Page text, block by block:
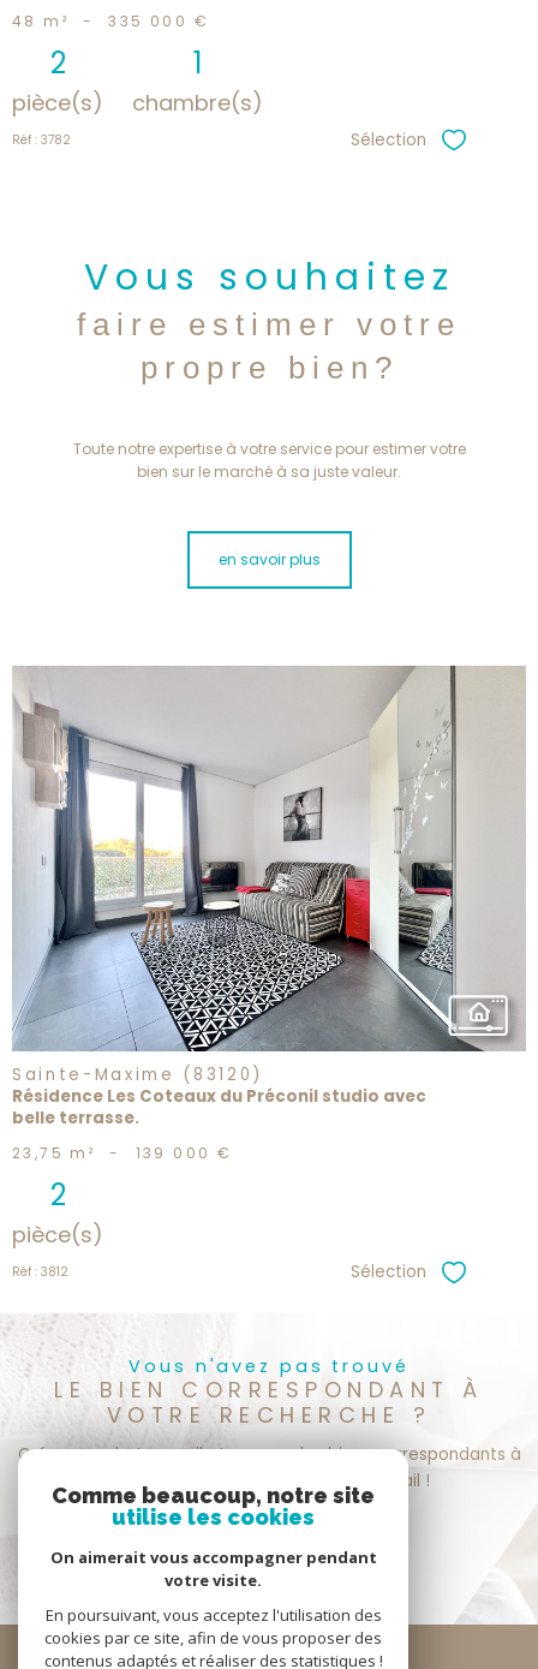
48 m² - 335 000 €
2
pièce(s)
1
chambre(s)
Réf : 3782 Sélection
Vous souhaitez
faire estimer votre
propre bien?
Toute notre expertise à votre service pour estimer votre
bien sur le marché à sa juste valeur.
en savoir plus
voir le
bien
Sainte-Maxime (83120)
Résidence Les Coteaux du Préconil studio avec
belle terrasse.
23,75 m² - 139 000 €
2
pièce(s)
Réf : 3812 Sélection
Vous n'avez pas trouvé
LE BIEN CORRESPONDANT À
VOTRE RECHERCHE ?
Créer une alerte email et recevez les biens correspondants à
votre recherche dans votre boîte mail !
créer l'alerte
Se
Comme beaucoup, notre site
utilise les cookies
On aimerait vous accompagner pendant
votre visite.
En poursuivant, vous acceptez l'utilisation des
cookies par ce site, afin de vous proposer des
contenus adaptés et réaliser des statistiques !